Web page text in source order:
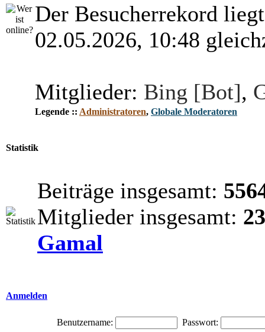
Der Besucherrekord
02.05.2026, 10:48
Mitglieder: Bing [Bot],
Legende :: Administratoren, Globale Moderatoren
Statistik
Beiträge insgesamt:
Mitglieder insgesamt:
Gamal
Anmelden
Benutzername: Passwort: